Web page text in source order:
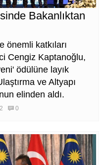
Bakanlıktan
önemli katkıları
Cengiz Kaptanoğlu,
ödülüne layık
ve Altyapı
elinden aldı.
0